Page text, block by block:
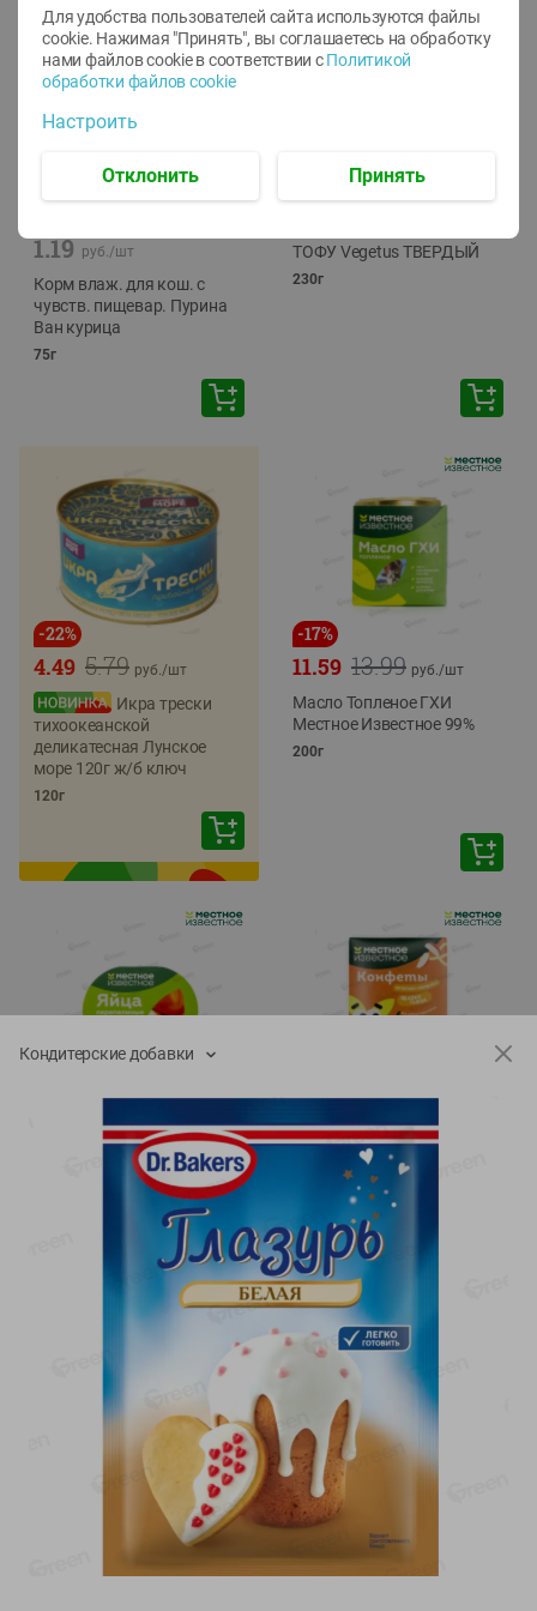
1.19 руб./шт
Корм влаж. для кош. с
чувств. пищевар. Пурина
Ван курица
75г
ТОФУ Vegetus ТВЕРДЫЙ
230г
-22%
5.79
4.49 руб./шт
Икра трески
тихоокеанской
деликатесная Лунское
море 120г ж/б ключ
120г
-17%
13.99
11.59 руб./шт
Масло Топленое ГХИ
Местное Известное 99%
200г
6.89 руб./шт
Яйца перепелиные
копченые Молодецкие
Местное известное 20 шт
упак Солигорска п/ф
4.99
3.99 руб./шт
Конфеты фруктово-
ягодные Местное
известное яблоко-тыква
Хоба
60г
Показать 15-28 из 78
Кондитерские добавки
Для удобства пользователей сайта используются файлы
cookie. Нажимая "Принять", вы соглашаетесь на обработку
нами файлов cookie в соответствии с Политикой
обработки файлов cookie
Настроить
Отклонить Принять